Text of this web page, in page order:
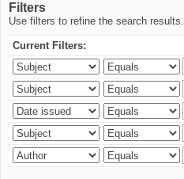
Filters
Use filters to refine the search results.
Current Filters: